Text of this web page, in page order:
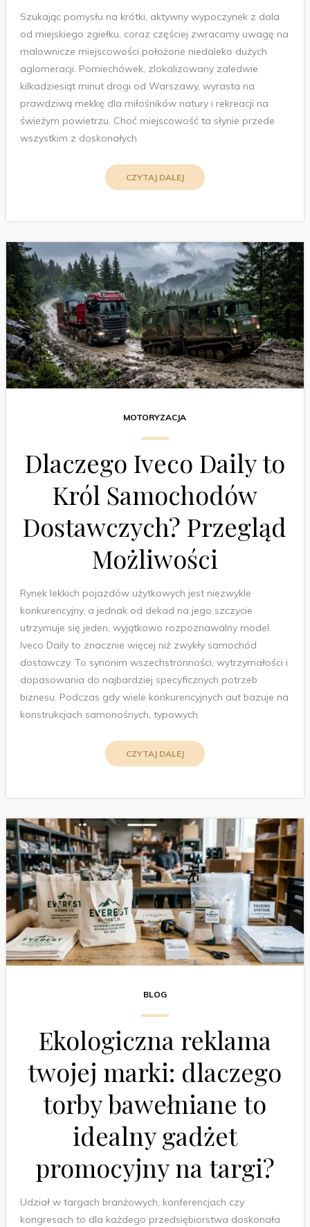
Szukając pomysłu na krótki, aktywny wypoczynek z dala
od miejskiego zgiełku, coraz częściej zwracamy uwagę na
malownicze miejscowości położone niedaleko dużych
aglomeracji. Pomiechówek, zlokalizowany zaledwie
kilkadziesiąt minut drogi od Warszawy, wyrasta na
prawdziwą mekkę dla miłośników natury i rekreacji na
świeżym powietrzu. Choć miejscowość ta słynie przede
wszystkim z doskonałych
CZYTAJ DALEJ
MOTORYZACJA
Dlaczego Iveco Daily to
Król Samochodów
Dostawczych? Przegląd
Możliwości
Rynek lekkich pojazdów użytkowych jest niezwykle
konkurencyjny, a jednak od dekad na jego szczycie
utrzymuje się jeden, wyjątkowo rozpoznawalny model.
Iveco Daily to znacznie więcej niż zwykły samochód
dostawczy. To synonim wszechstronności, wytrzymałości i
dopasowania do najbardziej specyficznych potrzeb
biznesu. Podczas gdy wiele konkurencyjnych aut bazuje na
konstrukcjach samonośnych, typowych
CZYTAJ DALEJ
BLOG
Ekologiczna reklama
twojej marki: dlaczego
torby bawełniane to
idealny gadżet
promocyjny na targi?
Udział w targach branżowych, konferencjach czy
kongresach to dla każdego przedsiębiorstwa doskonała